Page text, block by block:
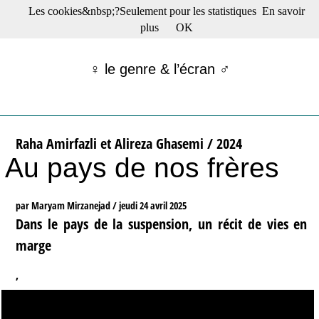
☰ Menu
Films récents
Tribunes
Bloc-notes
Archives
S’abonner à la Lettre !
♀ le genre & l’écran ♂
Raha Amirfazli et Alireza Ghasemi / 2024
Au pays de nos frères
par Maryam Mirzanejad /jeudi 24 avril 2025
Dans le pays de la suspension, un récit de vies en
marge
,
Les cookies&nbsp;?Seulement pour les statistiques En savoir
plus
OK